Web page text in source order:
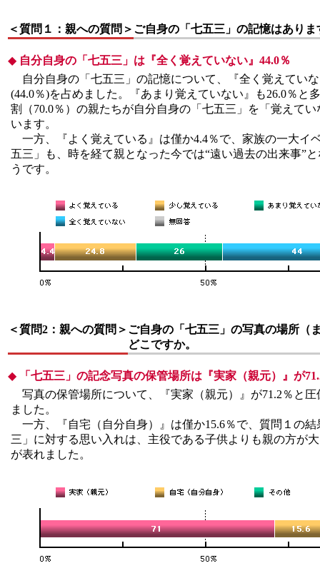
＜質問１：親への質問＞ ご自身の「七五三」の記憶はありま
◆ 自分自身の「七五三」は『全く覚えていない』44.0％
自分自身の「七五三」の記憶について、『全く覚えてい
(44.0％)を占めました。『あまり覚えていない』も26.0％と
割（70.0％）の親たちが自分自身の「七五三」を「覚えて
います。
一方、『よく覚えている』は僅か4.4％で、家族の一大イ
五三」も、時を経て親となった今では“遠い過去の出来事”
うです。
＜質問2：親への質問＞ ご自身の「七五三」の写真の場所（
どこですか。
◆
「七五三」の記念写真の保管場所は『実家（親元）』が
写真の保管場所について、『実家（親元）』が71.2％と圧
ました。
一方、『自宅（自分自身）』は僅か15.6％で、質問１の結
三」に対する思い入れは、主役である子供よりも親の方が
が表れました。